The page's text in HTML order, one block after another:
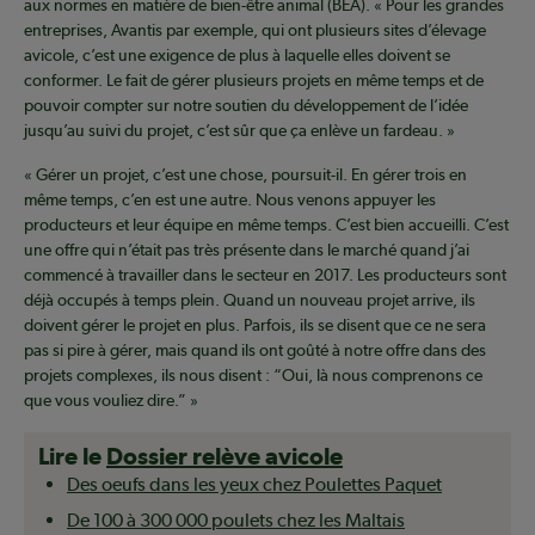
aux normes en matière de bien-être animal (BEA). « Pour les grandes
entreprises, Avantis par exemple, qui ont plusieurs sites d’élevage
avicole, c’est une exigence de plus à laquelle elles doivent se
conformer. Le fait de gérer plusieurs projets en même temps et de
pouvoir compter sur notre soutien du développement de l’idée
jusqu’au suivi du projet, c’est sûr que ça enlève un fardeau. »
« Gérer un projet, c’est une chose, poursuit-il. En gérer trois en
même temps, c’en est une autre. Nous venons appuyer les
producteurs et leur équipe en même temps. C’est bien accueilli. C’est
une offre qui n’était pas très présente dans le marché quand j’ai
commencé à travailler dans le secteur en 2017. Les producteurs sont
déjà occupés à temps plein. Quand un nouveau projet arrive, ils
doivent gérer le projet en plus. Parfois, ils se disent que ce ne sera
pas si pire à gérer, mais quand ils ont goûté à notre offre dans des
projets complexes, ils nous disent : “Oui, là nous comprenons ce
que vous vouliez dire.” »
Lire le Dossier relève avicole
Des oeufs dans les yeux chez Poulettes Paquet
De 100 à 300 000 poulets chez les Maltais